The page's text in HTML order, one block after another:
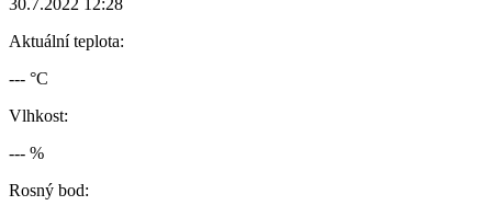
30.7.2022 12:28
Aktuální teplota:
--- °C
Vlhkost:
--- %
Rosný bod: